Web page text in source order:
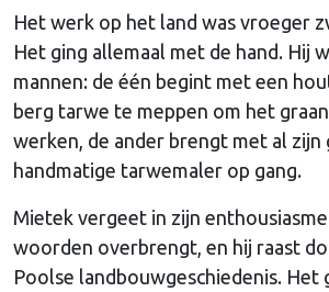
Het werk op het land was vroeger
Het ging allemaal met de hand. Hij
mannen: de één begint met een
berg tarwe te meppen om het
werken, de ander brengt met al zijn
handmatige tarwemaler op gang.
Mietek vergeet in zijn
woorden overbrengt, en hij raast
Poolse landbouwgeschiedenis. Het